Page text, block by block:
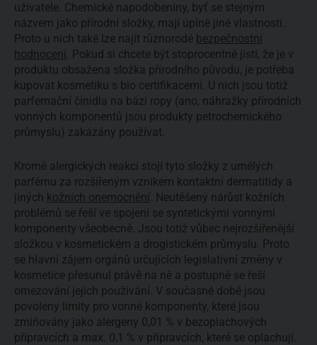
uživatele. Chemické napodobeniny, byť se stejným
názvem jako přírodní složky, mají úplně jiné vlastnosti.
Proto u nich také lze najít různorodé bezpečnostní
hodnocení
. Pokud si chcete být stoprocentně jistí, že je v
produktu obsažena složka přírodního původu, je potřeba
kupovat kosmetiku s bio certifikacemi. U nich jsou totiž
parfemační činidla na bázi ropy (ano, náhražky přírodních
vonných komponentů jsou produkty petrochemického
průmyslu) zakázány používat.
Kromě alergických reakcí stojí tyto složky z umělých
parfému za rozšířeným vznikem kontaktní dermatitidy a
jiných kožních onemocnění
. Neutěšený nárůst kožních
problémů se řeší ve spojení se syntetickými vonnými
komponenty všeobecně. Jsou totiž vůbec nejrozšířenější
složkou v kosmetickém a drogistickém průmyslu. Proto
se hlavní zájem orgánů určujících legislativní změny v
kosmetice přesunul právě na ně a postupně se řeší
omezování jejich používání. V současné době jsou
povoleny limity pro vonné komponenty, které jsou
zmiňovány jako alergeny 0,01 % v bezoplachových
přípravcích a max. 0,1 % v přípravcích, které se oplachují.